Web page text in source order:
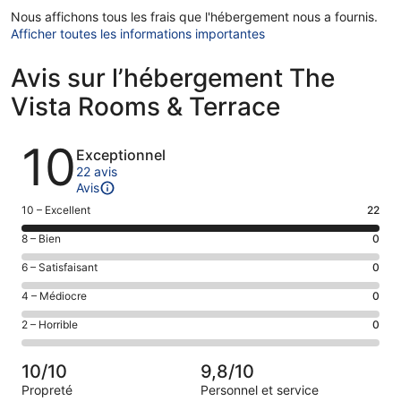
Nous affichons tous les frais que l'hébergement nous a fournis.
Afficher toutes les informations importantes
Avis sur l’hébergement The
Vista Rooms & Terrace
Avis
10 Exceptionnel
22 avis
Avis
Note
des
voyageurs
de 10
(Excellent),
d’après 22 avis
sur 22.
10 – Excellent 22
Note
des
voyageurs
de 8
(Bien),
d’après 0 avis
sur 22.
8 – Bien 0
Note
des
voyageurs
de 6
(Satisfaisant),
sur 22.
6 – Satisfaisant 0
Note
des
voyageurs
de 4
(Médiocre),
d’après 0 avis
4 – Médiocre 0
Note
des
voyageurs
de 2
(Horrible),
2 – Horrible 0
10/10
Propreté
9,8/10
Personnel et service